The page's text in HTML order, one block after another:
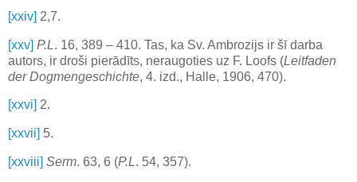
[xxiv] 2,7.
[xxv] P.L. 16, 389 – 410. Tas, ka Sv. Ambrozijs ir šī darba
autors, ir droši pierādīts, neraugoties uz F. Loofs (Leitfaden
der Dogmengeschichte, 4. izd., Halle, 1906, 470).
[xxvi] 2.
[xxvii] 5.
[xxviii] Serm. 63, 6 (P.L. 54, 357).